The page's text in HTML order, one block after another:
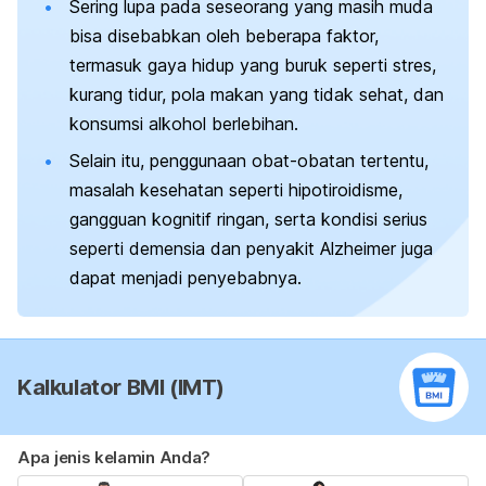
Sering lupa pada seseorang yang masih muda
bisa disebabkan oleh beberapa faktor,
termasuk gaya hidup yang buruk seperti stres,
kurang tidur, pola makan yang tidak sehat, dan
konsumsi alkohol berlebihan.
Selain itu, penggunaan obat-obatan tertentu,
masalah kesehatan seperti hipotiroidisme,
gangguan kognitif ringan, serta kondisi serius
seperti demensia dan penyakit Alzheimer juga
dapat menjadi penyebabnya.
Kalkulator BMI (IMT)
Apa jenis kelamin Anda?